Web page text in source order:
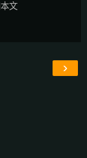
文
›